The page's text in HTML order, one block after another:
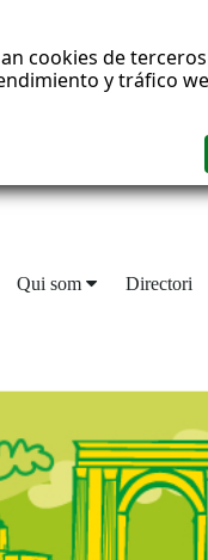
cookies de
y tráfico
Qui som Directori